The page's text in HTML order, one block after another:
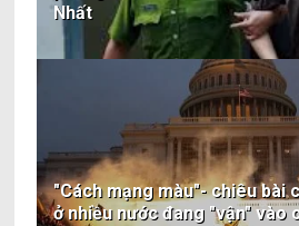
Nhất
"Cách mạng màu"- chiêu bài
ở nhiều nước đang "vận" vào